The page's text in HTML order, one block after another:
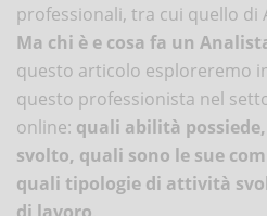
professionali, tra cui quello di
Ma chi è e cosa fa un
questo articolo esploreremo
questo professionista nel
online: quali abilità
svolto, quali sono le sue
quali tipologie di attività
di lavoro.